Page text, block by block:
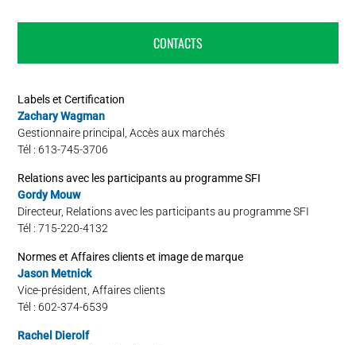
CONTACTS
Labels et Certification
Zachary Wagman
Gestionnaire principal, Accès aux marchés
Tél : 613-745-3706
Relations avec les participants au programme SFI
Gordy Mouw
Directeur, Relations avec les participants au programme SFI
Tél : 715-220-4132
Normes et Affaires clients et image de marque
Jason Metnick
Vice-président, Affaires clients
Tél : 602-374-6539
Rachel Dierolf